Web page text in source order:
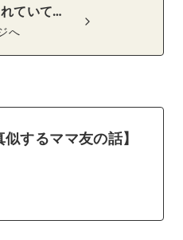
ていて…
へ
似するママ友の話】